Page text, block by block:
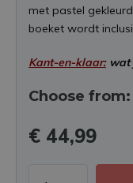
met pastel
boeket wordt
Kant-en-klaar:wat
Choose from:
€ 44,99